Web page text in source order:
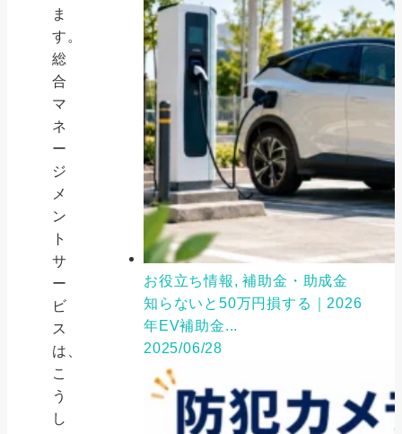
ま
す。
総
合
マ
ネ
ー
ジ
メ
ン
ト
サ
ー
ビ
ス
は、
こ
う
し
お役立ち情報, 補助金・助成金
知らないと50万円損する｜2026
年EV補助金...
2025/06/28